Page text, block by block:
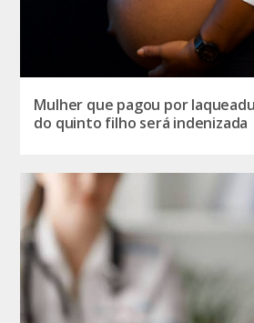
Mulher que pagou por
do quinto filho será indenizada